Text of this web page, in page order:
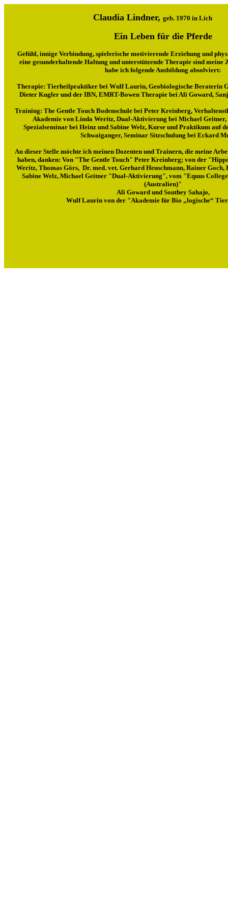
Claudia Lindner, geb. 1970 in Lich
Ein Leben für die Pferde
Gefühl, innige Verbindung, spielerische motivierende Erziehung und
eine gesunderhaltende Haltung und unterstützende Therapie sind meine
habe ich folgende Ausbildung absolviert:
Therapie: Tierheilpraktiker bei Wulf Laurin, Geobiologische Beraterin
Dieter Kugler und der IBN, EMRT-Bowen Therapie bei Ali Goward,
Training: The Gentle Touch Bodenschule bei Peter Kreinberg,
Akademie von Linda Weritz, Dual-Aktivierung bei Michael
Spezialseminar bei Heinz und Sabine Welz, Kurse und Praktikum auf
Schwaiganger, Seminar Sitzschulung bei Eckard
An dieser Stelle möchte ich meinen Dozenten und Trainern, die meine
haben, danken: Von "The Gentle Touch" Peter Kreinberg; von der
Weritz, Thomas Görs, Dr. med. vet. Gerhard Heuschmann, Rainer
Sabine Welz, Michael Geitner "Dual-Aktivierung", vom "Equus
(Australien)"
Ali Goward und Southey Sahajo,
Wulf Laurin von der "Akademie für Bio „logische“